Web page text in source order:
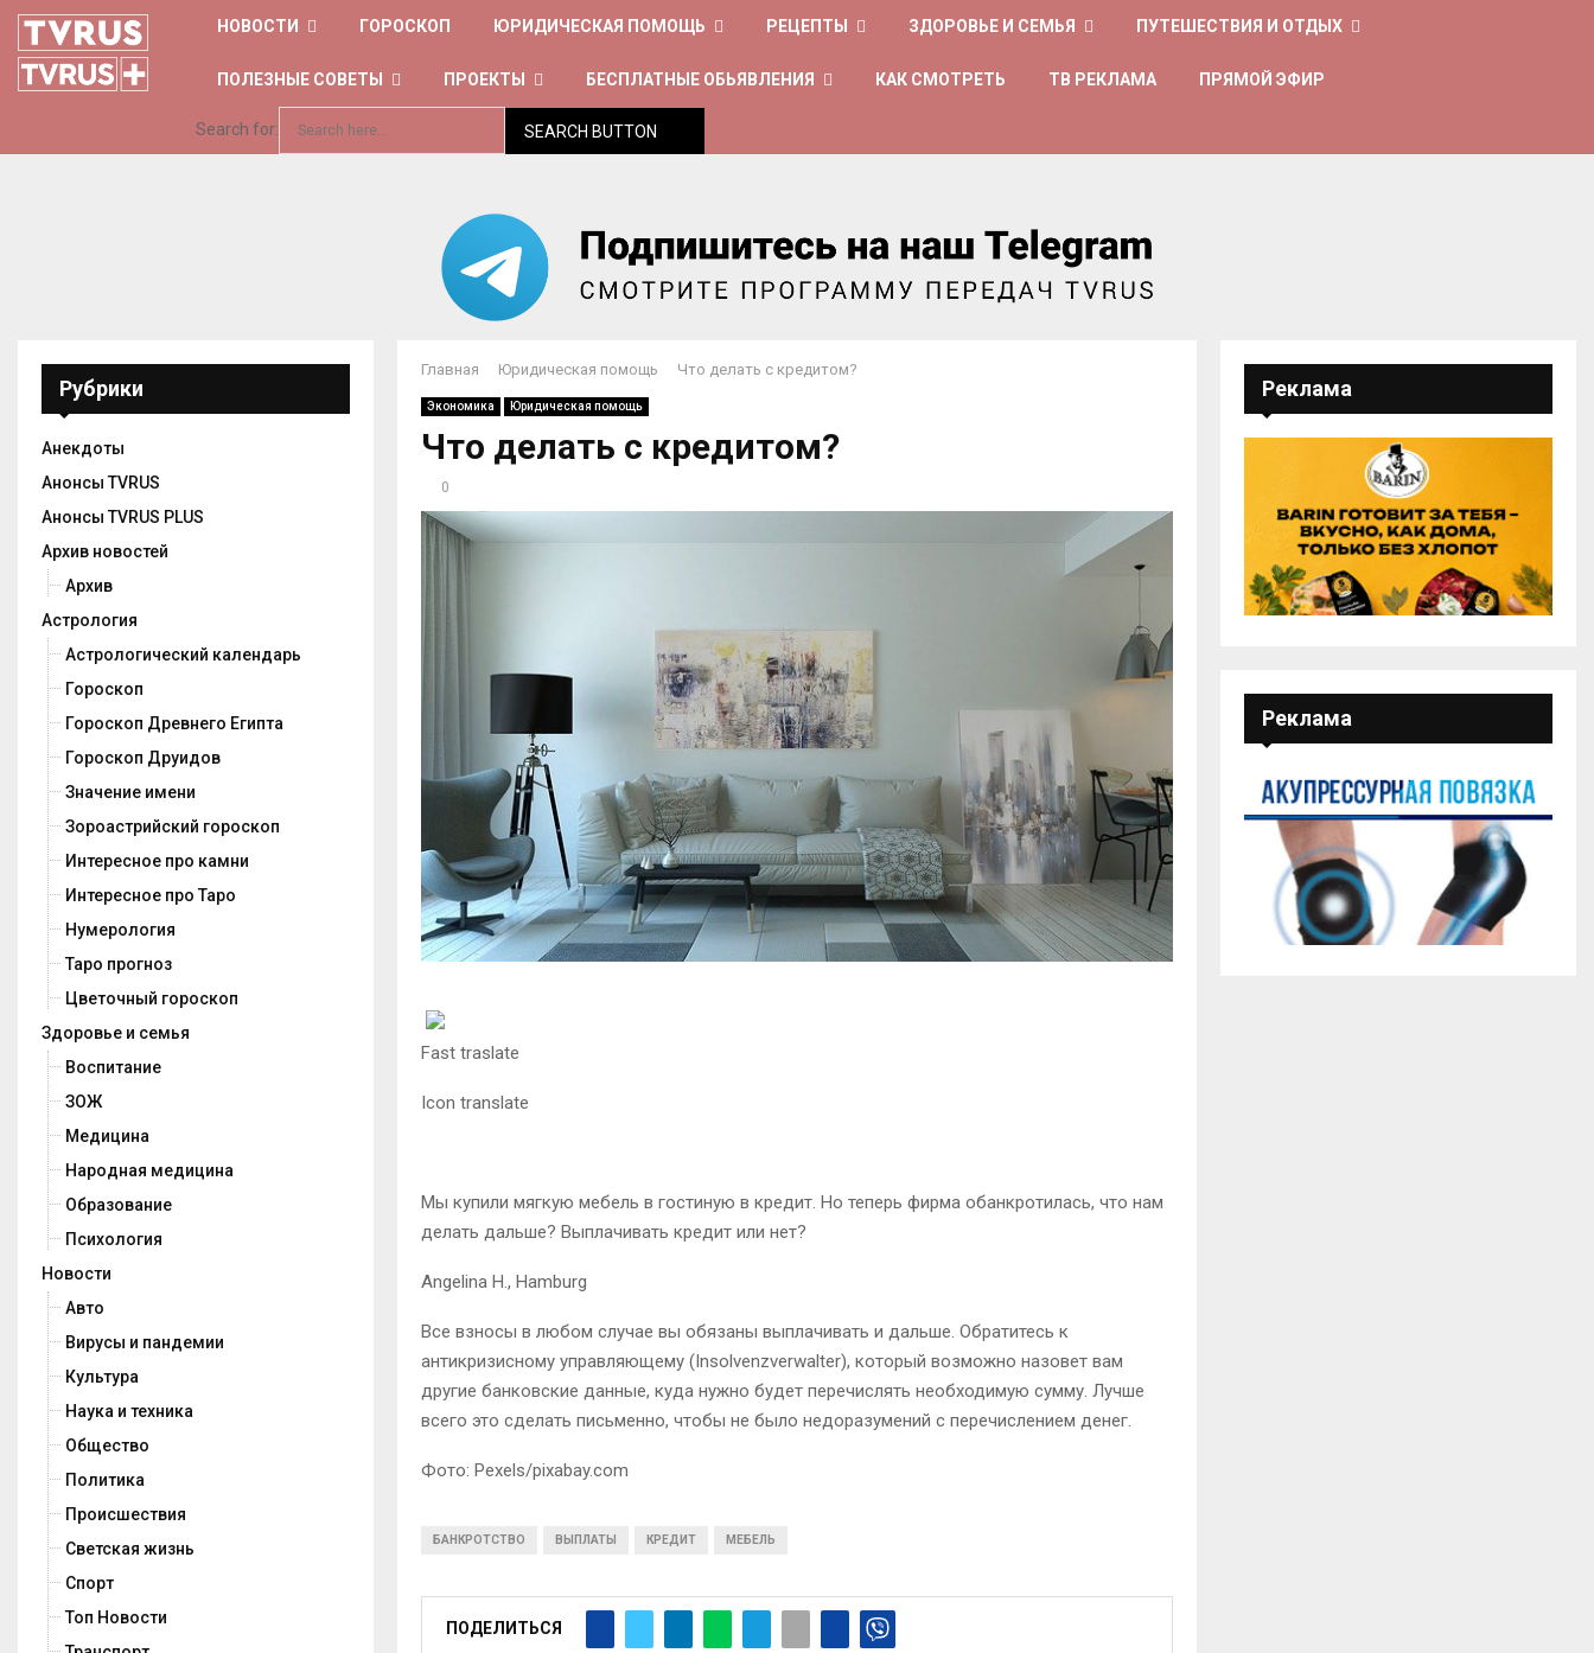
НОВОСТИ ГОРОСКОП ЮРИДИЧЕСКАЯ ПОМОЩЬ РЕЦЕПТЫ ЗДОРОВЬЕ И СЕМЬЯ ПУТЕШЕСТВИЯ И ОТДЫХ
ПОЛЕЗНЫЕ СОВЕТЫ ПРОЕКТЫ БЕСПЛАТНЫЕ ОБЬЯВЛЕНИЯ КАК СМОТРЕТЬ ТВ РЕКЛАМА ПРЯМОЙ ЭФИР
Search for: SEARCH BUTTON
Главная Юридическая помощь Что делать с кредитом?
Экономика Юридическая помощь
Что делать с кредитом?
0
Fast traslate
Icon translate
Мы купили мягкую мебель в гостиную в кредит. Но теперь фирма обанкротилась, что нам
делать дальше? Выплачивать кредит или нет?
Angelina H., Hamburg
Все взносы в любом случае вы обязаны выплачивать и дальше. Обратитесь к
антикризисному управляющему (Insolvenzverwalter), который возможно назовет вам
другие банковские данные, куда нужно будет перечислять необходимую сумму. Лучше
всего это сделать письменно, чтобы не было недоразумений с перечислением денег.
Фото: Pexels/pixabay.com
БАНКРОТСТВО ВЫПЛАТЫ КРЕДИТ МЕБЕЛЬ
ПОДЕЛИТЬСЯ
Рубрики
Анекдоты
Анонсы TVRUS
Анонсы TVRUS PLUS
Архив новостей
Архив
Астрология
Астрологический календарь
Гороскоп
Гороскоп Древнего Египта
Гороскоп Друидов
Значение имени
Зороастрийский гороскоп
Интересное про камни
Интересное про Таро
Нумерология
Таро прогноз
Цветочный гороскоп
Здоровье и семья
Воспитание
ЗОЖ
Медицина
Народная медицина
Образование
Психология
Новости
Авто
Вирусы и пандемии
Культура
Наука и техника
Общество
Политика
Происшествия
Светская жизнь
Спорт
Топ Новости
Реклама
Реклама